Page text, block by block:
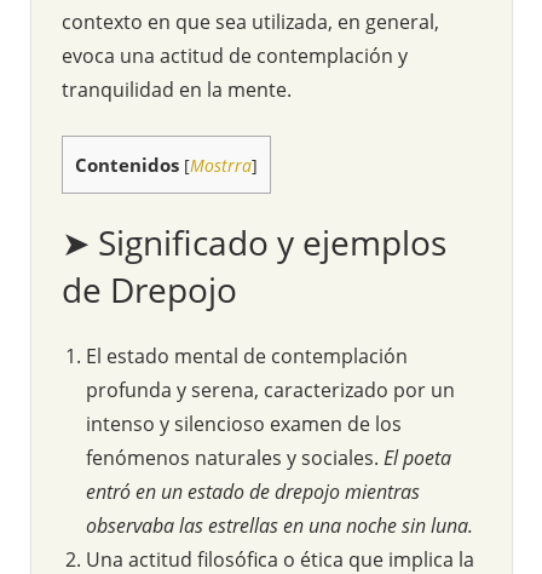
contexto en que sea utilizada, en general,
evoca una actitud de contemplación y
tranquilidad en la mente.
Contenidos [Mostrra]
➤ Significado y ejemplos
de Drepojo
El estado mental de contemplación
profunda y serena, caracterizado por un
intenso y silencioso examen de los
fenómenos naturales y sociales. El poeta
entró en un estado de drepojo mientras
observaba las estrellas en una noche sin luna.
Una actitud filosófica o ética que implica la